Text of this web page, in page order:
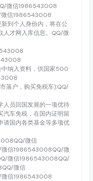
微信1986543008
微信1986543008
到个人身份内，将在公
人才网入库信息。QQ/微
中纳入资料，供国家500
落户，购买免税车):QQ/
人员回国发展的一项优待
汽车免税，在国内证明留
请国内各类基金等多项优
微信
信1986543008QQ/微
微信1986543008QQ/
微信
信1986543008